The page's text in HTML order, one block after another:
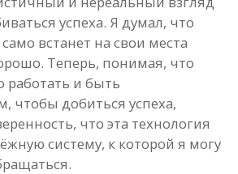
успеха. Я думал, что
встанет на свои места
Теперь, понимая, что
работать и быть
чтобы добиться успеха,
что эта технология
систему, к которой я могу